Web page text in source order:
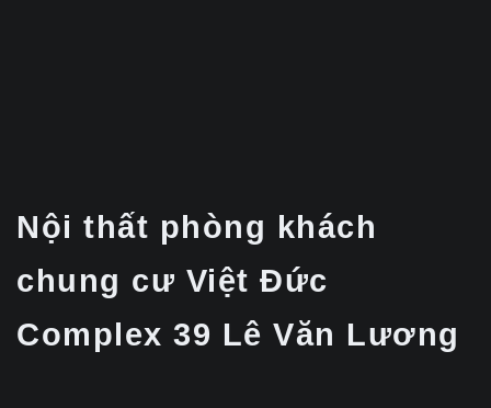
Nội thất phòng khách
chung cư Việt Đức
Complex 39 Lê Văn Lương